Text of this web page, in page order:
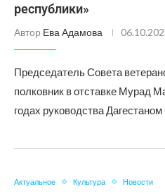
республики»
Автор Ева Адамова
Председатель Совета
полковник в отставке Мурад
годах руководства
Актуальное Культура Новости